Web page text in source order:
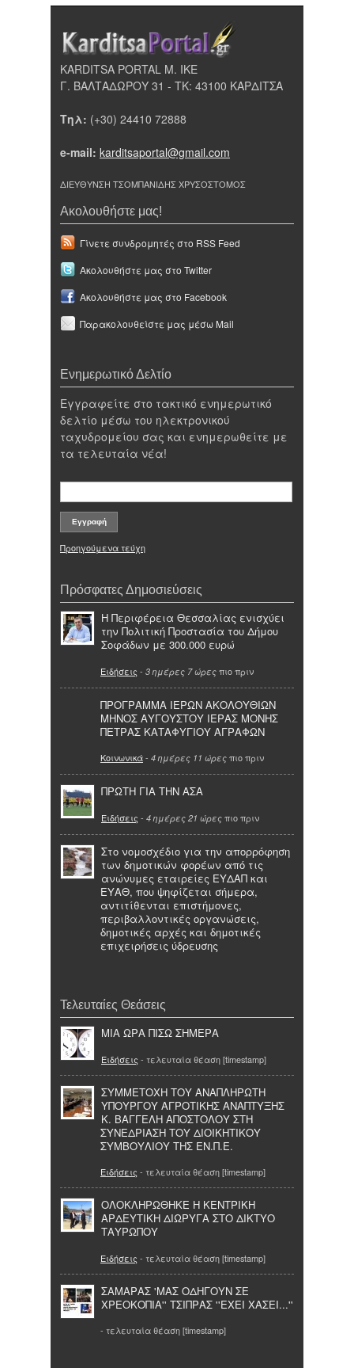
KARDITSA PORTAL Μ. ΙΚΕ
Γ. ΒΑΛΤΑΔΩΡΟΥ 31 - ΤΚ: 43100 ΚΑΡΔΙΤΣΑ
Τηλ: (+30) 24410 72888
e-mail: karditsaportal@gmail.com
ΔΙΕΥΘΥΝΣΗ ΤΣΟΜΠΑΝΙΔΗΣ ΧΡΥΣΟΣΤΟΜΟΣ
Ακολουθήστε μας!
Γίνετε συνδρομητές στο RSS Feed
Ακολουθήστε μας στο Twitter
Ακολουθήστε μας στο Facebook
Παρακολουθείστε μας μέσω Mail
Ενημερωτικό Δελτίο
Εγγραφείτε στο τακτικό ενημερωτικό
δελτίο μέσω του ηλεκτρονικού
ταχυδρομείου σας και ενημερωθείτε με
τα τελευταία νέα!
Προηγούμενα τεύχη
Πρόσφατες Δημοσιεύσεις
Η Περιφέρεια Θεσσαλίας ενισχύει
την Πολιτική Προστασία του Δήμου
Σοφάδων με 300.000 ευρώ
Ειδήσεις - 3 ημέρες 7 ώρες πιο πριν
ΠΡΟΓΡΑΜΜΑ ΙΕΡΩΝ ΑΚΟΛΟΥΘΙΩΝ
ΜΗΝΟΣ ΑΥΓΟΥΣΤΟΥ ΙΕΡΑΣ ΜΟΝΗΣ
ΠΕΤΡΑΣ ΚΑΤΑΦΥΓΙΟΥ ΑΓΡΑΦΩΝ
Κοινωνικά- 4 ημέρες 11 ώρες πιο πριν
ΠΡΩΤΗ ΓΙΑ ΤΗΝ ΑΣΑ
Ειδήσεις - 4 ημέρες 21 ώρες πιο πριν
Στο νομοσχέδιο για την απορρόφηση
των δημοτικών φορέων από τις
ανώνυμες εταιρείες ΕΥΔΑΠ και
ΕΥΑΘ, που ψηφίζεται σήμερα,
αντιτίθενται επιστήμονες,
περιβαλλοντικές οργανώσεις,
δημοτικές αρχές και δημοτικές
επιχειρήσεις ύδρευσης
Τελευταίες Θεάσεις
ΜΙΑ ΩΡΑ ΠΙΣΩ ΣΗΜΕΡΑ
Ειδήσεις - τελευταία θέαση [timestamp]
ΣΥΜΜΕΤΟΧΗ ΤΟΥ ΑΝΑΠΛΗΡΩΤΗ
ΥΠΟΥΡΓΟΥ ΑΓΡΟΤΙΚΗΣ ΑΝΑΠΤΥΞΗΣ
Κ. ΒΑΓΓΕΛΗ ΑΠΟΣΤΟΛΟΥ ΣΤΗ
ΣΥΝΕΔΡΙΑΣΗ ΤΟΥ ΔΙΟΙΚΗΤΙΚΟΥ
ΣΥΜΒΟΥΛΙΟΥ ΤΗΣ ΕΝ.Π.Ε.
Ειδήσεις - τελευταία θέαση [timestamp]
ΟΛΟΚΛΗΡΩΘΗΚΕ Η ΚΕΝΤΡΙΚΗ
ΑΡΔΕΥΤΙΚΗ ΔΙΩΡΥΓΑ ΣΤΟ ΔΙΚΤΥΟ
ΤΑΥΡΩΠΟΥ
Ειδήσεις - τελευταία θέαση [timestamp]
ΣΑΜΑΡΑΣ 'ΜΑΣ ΟΔΗΓΟΥΝ ΣΕ
ΧΡΕΟΚΟΠΙΑ'' ΤΣΙΠΡΑΣ ''ΕΧΕΙ ΧΑΣΕΙ...''
- τελευταία θέαση [timestamp]